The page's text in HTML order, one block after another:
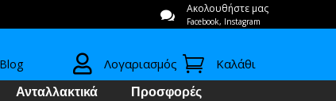
 Ακολουθήστε μας
Facebook, Instagram
Blog  Λογαριασμός  Καλάθι
Ανταλλακτικά Προσφορές